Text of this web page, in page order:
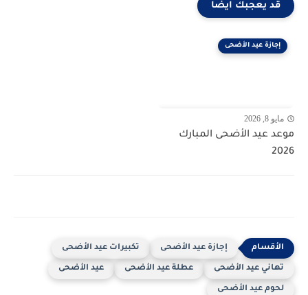
قد يعجبك ايضا
إجازة عيد الأضحى
مايو 8, 2026
موعد عيد الأضحى المبارك
2026
إجازة عيد الأضحى تكبيرات عيد الأضحى
تهاني عيد الأضحى عطلة عيد الأضحى عيد الأضحى
لحوم عيد الأضحى